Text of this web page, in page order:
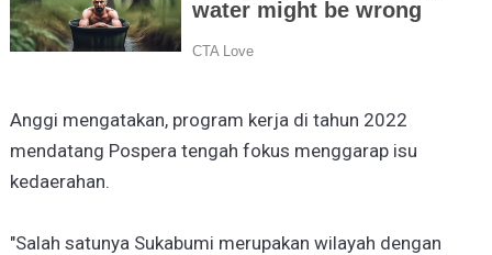
Anggi mengatakan, program kerja di tahun 2022
mendatang Pospera tengah fokus menggarap isu
kedaerahan.
"Salah satunya Sukabumi merupakan wilayah dengan